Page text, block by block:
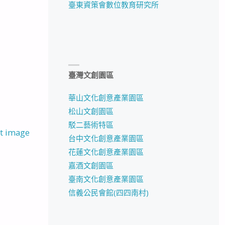
image
臺東資策會數位教育研究所
臺灣文創園區
華山文化創意產業園區
松山文創園區
駁二藝術特區
台中文化創意產業園區
花蓮文化創意產業園區
嘉酒文創園區
臺南文化創意產業園區
信義公民會館(四四南村)